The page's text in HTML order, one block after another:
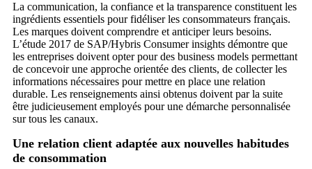
La communication, la confiance et la transparence constituent les
ingrédients essentiels pour fidéliser les consommateurs français.
Les marques doivent comprendre et anticiper leurs besoins.
L’étude 2017 de SAP/Hybris Consumer insights démontre que
les entreprises doivent opter pour des business models permettant
de concevoir une approche orientée des clients, de collecter les
informations nécessaires pour mettre en place une relation
durable. Les renseignements ainsi obtenus doivent par la suite
être judicieusement employés pour une démarche personnalisée
sur tous les canaux.
Une relation client adaptée aux nouvelles habitudes
de consommation